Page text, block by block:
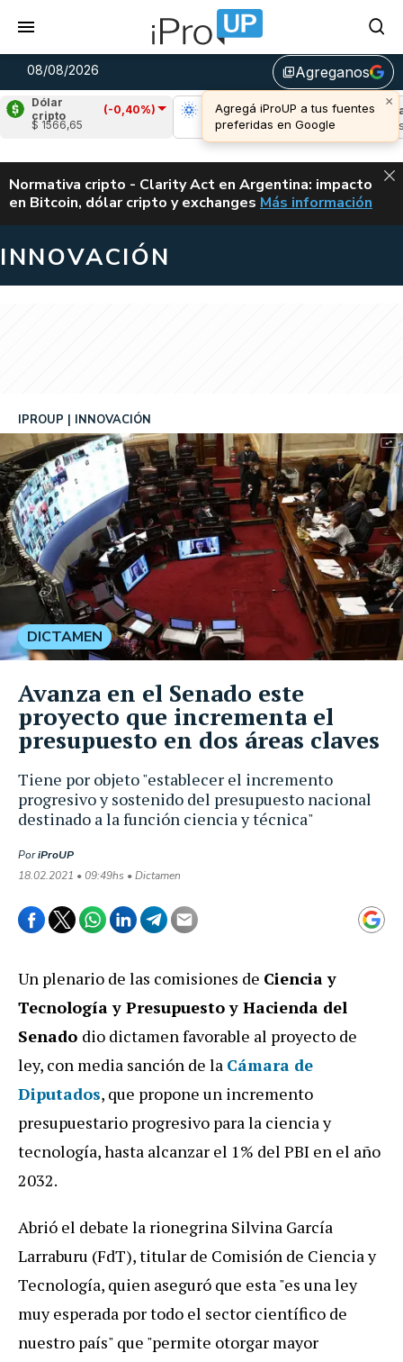
08/08/2026 library_addAgreganos
Dólar
cripto
(-0,40%)
$ 1566,65
(1,87%)
Cardano
(0,75%)
Avalanche
u$s 6,54
ALERTA
Normativa cripto - Clarity Act en Argentina: impacto
en Bitcoin, dólar cripto y exchanges CLARITY ACT EN
Más información
INNOVACIÓN
Tiene por objeto "establecer el incremento
progresivo y sostenido del presupuesto nacional
destinado a la función ciencia y técnica"
IPROUP INNOVACIÓN
PoriProUP
18.02.2021 • 09:49hs • Dictamen
DICTAMEN
Avanza en el Senado este
proyecto que incrementa el
presupuesto en dos áreas claves
Un plenario de las comisiones de Ciencia y
Tecnología y Presupuesto y Hacienda del
Senado dio dictamen favorable al proyecto de
ley, con media sanción de la Cámara de
Diputados, que propone un incremento
presupuestario progresivo para la ciencia y
tecnología, hasta alcanzar el 1% del PBI en el año
2032.
Abrió el debate la rionegrina Silvina García
Larraburu (FdT), titular de Comisión de Ciencia y
Tecnología, quien aseguró que esta "es una ley
muy esperada por todo el sector científico de
nuestro país" que "permite otorgar mayor